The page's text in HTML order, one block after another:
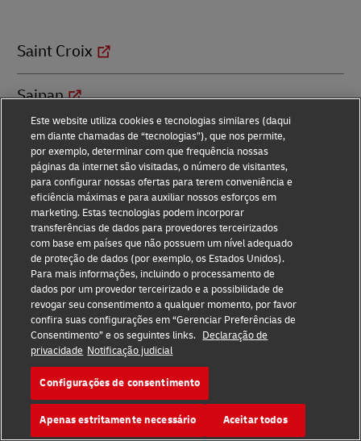
Saint Croix
Saipan
Samoa
Samoa Americana
San Marino
Santa Helena
Santa Lucia
Santo Eustáquio
São Bartolomeu
Este website utiliza cookies e tecnologias similares (daqui
em diante chamadas de “tecnologias”), que nos permite,
por exemplo, determinar com que frequência nossas
páginas da internet são visitadas, o número de visitantes,
para configurar nossas ofertas para terem conveniência e
eficiência máximas e para auxiliar nossos esforços em
marketing. Estas tecnologias podem incorporar
transferências de dados para provedores terceirizados
com base em países que não possuem um nível adequado
de proteção de dados (por exemplo, os Estados Unidos).
Para mais informações, incluindo o processamento de
dados por um provedor terceirizado e a possibilidade de
revogar seu consentimento a qualquer momento, por favor
confira suas configurações em “Gerenciar Preferências de
Consentimento” e os seguintes links. Declaração de
privacidade Notificação judicial
Configurações de consentimento
Apenas estritamente necessário Aceitar todos